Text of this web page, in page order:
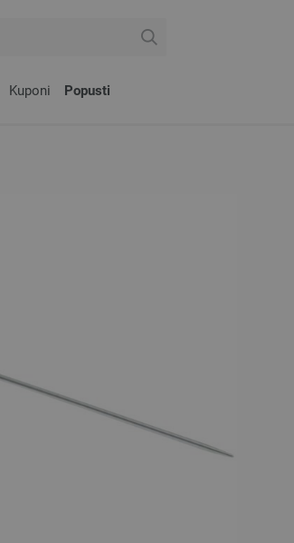
Kuponi Popusti